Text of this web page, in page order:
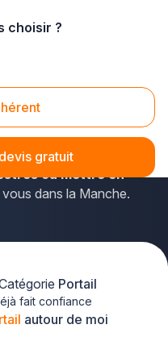
choisir ?
gratuit
sans problème un
s'occupera de
ou mettre en
dans la Manche.
autour de moi
Portail
fait confiance